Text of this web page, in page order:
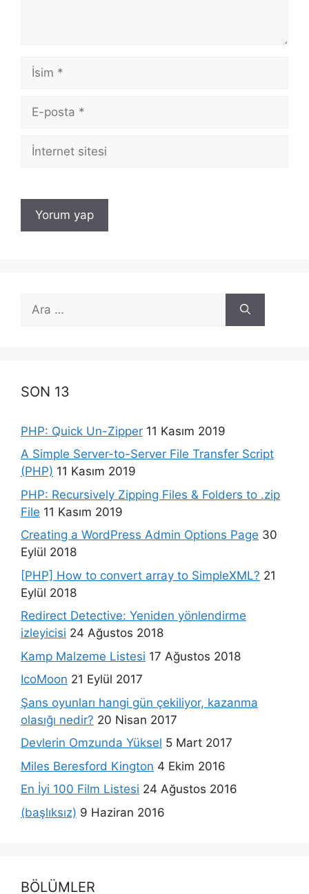
İsim
posta
İnternet
sitesi
ara
SON 13
PHP: Quick Un-Zipper 11 Kasım 2019
A Simple Server-to-Server File Transfer Script
(PHP) 11 Kasım 2019
PHP: Recursively Zipping Files & Folders to .zip
File 11 Kasım 2019
Creating a WordPress Admin Options Page 30
Eylül 2018
[PHP] How to convert array to SimpleXML? 21
Eylül 2018
Redirect Detective: Yeniden yönlendirme
izleyicisi 24 Ağustos 2018
Kamp Malzeme Listesi 17 Ağustos 2018
IcoMoon 21 Eylül 2017
Şans oyunları hangi gün çekiliyor, kazanma
olasığı nedir? 20 Nisan 2017
Devlerin Omzunda Yüksel 5 Mart 2017
Miles Beresford Kington 4 Ekim 2016
En İyi 100 Film Listesi 24 Ağustos 2016
(başlıksız) 9 Haziran 2016
BÖLÜMLER